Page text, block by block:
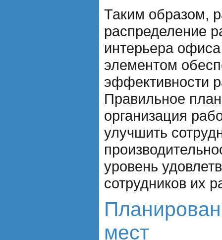
Таким образом,
распределение
интерьера
элементом
эффективности
Правильное
организация
улучшить
уровень
сотрудников их
мест